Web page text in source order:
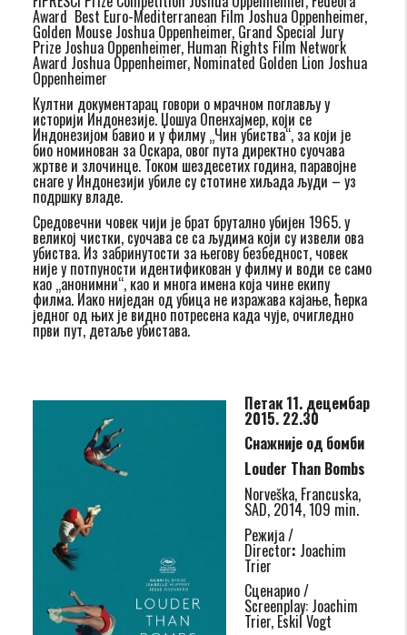
Award Best Euro-Mediterranean Film Joshua Oppenheimer,
Golden Mouse Joshua Oppenheimer, Grand Special Jury
Prize Joshua Oppenheimer, Human Rights Film Network
Award Joshua Oppenheimer, Nominated Golden Lion Joshua
Oppenheimer
Култни документарац говори о мрачном поглављу у
историји Индонезије. Џошуа Опенхајмер, који се
Индонезијом бавио и у филму „Чин убиства“, за који је
био номинован за Оскара, овог пута директно суочава
жртве и злочинце. Током шездесетих година, паравојне
снаге у Индонезији убиле су стотине хиљада људи – уз
подршку владе.
Средовечни човек чији је брат брутално убијен 1965. у
великој чистки, суочава се са људима који су извели ова
убиства. Из забринутости за његову безбедност, човек
није у потпуности идентификован у филму и води се само
као „анонимни“, као и многа имена која чине екипу
филма. Иако ниједан од убица не изражава кајање, ћерка
једног од њих је видно потресена када чује, очигледно
први пут, детаље убистава.
Петак 11. децембар
2015. 22.30
Снажније од бомби
Louder Than Bombs
Norveška, Francuska,
SAD, 2014, 109 min.
Режија /
Director: Joachim
Trier
Сценарио /
Screenplay: Joachim
Trier, Eskil Vogt